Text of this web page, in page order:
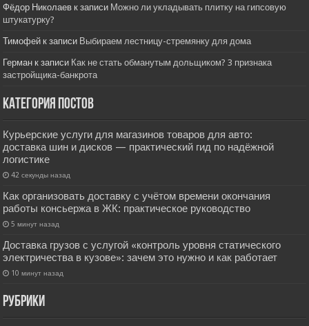
Фёдор Николаев к записи Можно ли укладывать плитку на гипсовую
штукатурку?
Тимофей к записи Выбираем лестницу-стремянку для дома
Герман к записи Как не стать обманутым дольщиком? 3 признака
застройщика-банкрота
Категория постов
Курьерские услуги для магазинов товаров для авто:
доставка шин и дисков — практический гид по надёжной
логистике
42 секунды назад
Как организовать доставку с учётом времени окончания
работы консьержа в ЖК: практическое руководство
5 минут назад
Доставка грузов с услугой «контроль уровня статического
электричества в кузове»: зачем это нужно и как работает
10 минут назад
РУбрики